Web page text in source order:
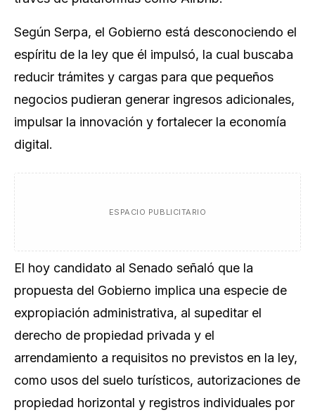
Según Serpa, el Gobierno está desconociendo el
espíritu de la ley que él impulsó, la cual buscaba
reducir trámites y cargas para que pequeños
negocios pudieran generar ingresos adicionales,
impulsar la innovación y fortalecer la economía
digital.
ESPACIO PUBLICITARIO
El hoy candidato al Senado señaló que la
propuesta del Gobierno implica una especie de
expropiación administrativa, al supeditar el
derecho de propiedad privada y el
arrendamiento a requisitos no previstos en la ley,
como usos del suelo turísticos, autorizaciones de
propiedad horizontal y registros individuales por